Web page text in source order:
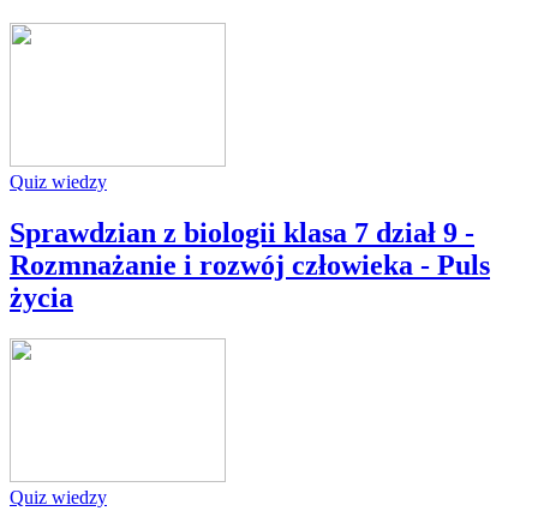
Quiz wiedzy
Sprawdzian z biologii klasa 7 dział 9 -
Rozmnażanie i rozwój człowieka - Puls
życia
Quiz wiedzy